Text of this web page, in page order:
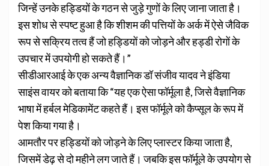
जिन्हें उनके हड्डियों के गठन से जुड़े गुणों के लिए जाना जाता है।
इस शोध से स्पष्ट हुआ है कि शीशम की पत्तियों के अर्क में ऐसे जैविक
रूप से सक्रिय तत्व हैं जो हड्डियों को जोड़ने और हड्डी रोगों के
उपचार में उपयोगी हो सकते हैं।”
सीडीआरआई के एक अन्य वैज्ञानिक डॉ संजीव यादव ने इंडिया
साइंस वायर को बताया कि “यह एक ऐसा फॉर्मूला है, जिसे वैज्ञानिक
भाषा में हर्बल मेडिकामेंट कहते हैं। इस फॉर्मूले को कैप्सूल के रूप में
पेश किया गया है।
आमतौर पर हड्डियों को जोड़ने के लिए प्लास्टर किया जाता है,
जिसमें डेढ़ से दो महीने लग जाते हैं। जबकि इस फॉर्मूले के उपयोग से